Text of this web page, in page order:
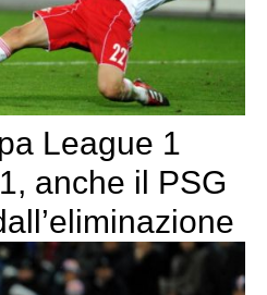
League 1
anche il PSG